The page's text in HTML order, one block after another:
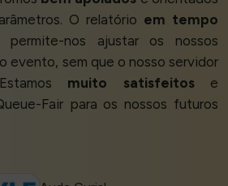
O relatório em tempo
nos ajustar os nossos
evento, sem que o nosso servidor
muito satisfeitose
Fair para os nossos futuros